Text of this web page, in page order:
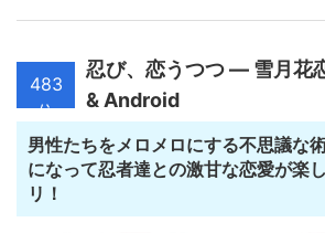
483
位
忍び、恋うつつ ― 雪月花
& Android
男性たちをメロメロにする不思議な
になって忍者達との激甘な恋愛が楽
リ！